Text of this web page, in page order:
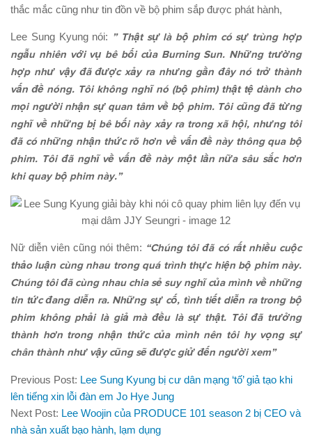
thắc mắc cũng như tin đồn về bộ phim sắp được phát hành,
Lee Sung Kyung nói: ” Thật sự là bộ phim có sự trùng hợp
ngẫu nhiên với vụ bê bối của Burning Sun. Những trường
hợp như vậy đã được xảy ra nhưng gần đây nó trở thành
vấn đề nóng. Tôi không nghĩ nó (bộ phim) thật tệ dành cho
mọi người nhận sự quan tâm về bộ phim. Tôi cũng đã từng
nghĩ về những bị bê bối này xảy ra trong xã hội, nhưng tôi
đã có những nhận thức rõ hơn về vấn đề này thông qua bộ
phim. Tôi đã nghĩ về vấn đề này một lần nữa sâu sắc hơn
khi quay bộ phim này.”
Nữ diễn viên cũng nói thêm: “Chúng tôi đã có rất nhiều cuộc
thảo luận cùng nhau trong quá trình thực hiện bộ phim này.
Chúng tôi đã cùng nhau chia sẻ suy nghĩ của mình về những
tin tức đang diễn ra. Những sự cố, tình tiết diễn ra trong bộ
phim không phải là giả mà đều là sự thật. Tôi đã trưởng
thành hơn trong nhận thức của mình nên tôi hy vọng sự
chân thành như vậy cũng sẽ được giử đến người xem”
Previous Post: Lee Sung Kyung bị cư dân mạng ‘tố’ giả tạo khi
lên tiếng xin lỗi đàn em Jo Hye Jung
Next Post: Lee Woojin của PRODUCE 101 season 2 bị CEO và
nhà sản xuất bạo hành, lạm dụng